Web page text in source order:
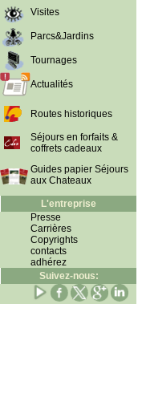
Visites
Parcs&Jardins
Tournages
Actualités
Routes historiques
Séjours en forfaits &
coffrets cadeaux
Guides papier Séjours
aux Chateaux
L'entreprise
Presse
Carrières
Copyrights
contacts
adhérez
Suivez-nous: